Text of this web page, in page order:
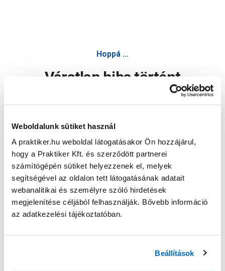
Weboldalunk sütiket használ
A praktiker.hu weboldal látogatásakor Ön hozzájárul,
hogy a Praktiker Kft. és szerződött partnerei
számítógépén sütiket helyezzenek el, melyek
segítségével az oldalon tett látogatásának adatait
webanalitikai és személyre szóló hirdetések
megjelenítése céljából felhasználják. Bővebb információ
az adatkezelési tájékoztatóban.
Beállítások
Hoppá ...
Váratlan hiba történt
Oldal újratöltése